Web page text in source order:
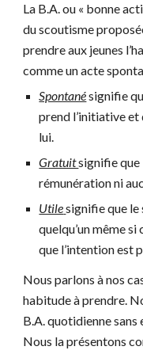
La B.A. ou « bonne
du scoutisme
prendre aux jeunes
comme un acte
Spontanésignifie
prend l’initiative et
lui.
Gratuitsignifie que
rémunération ni
Utilesignifie que
quelqu’un même
que l’intention est
Nous parlons à nos
habitude à prendre.
B.A. quotidienne sans
Nous la présentons